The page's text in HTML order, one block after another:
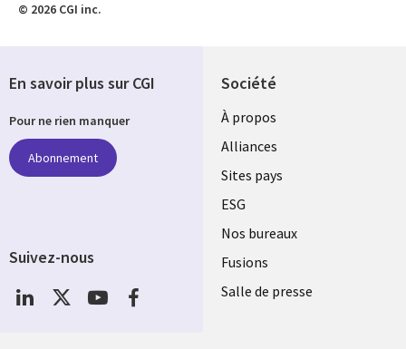
© 2026 CGI inc.
Société
À propos
Alliances
Sites pays
ESG
Nos bureaux
Fusions
Salle de presse
En savoir plus sur CGI
Pour ne rien manquer
Abonnement
Suivez-nous
Social
Media